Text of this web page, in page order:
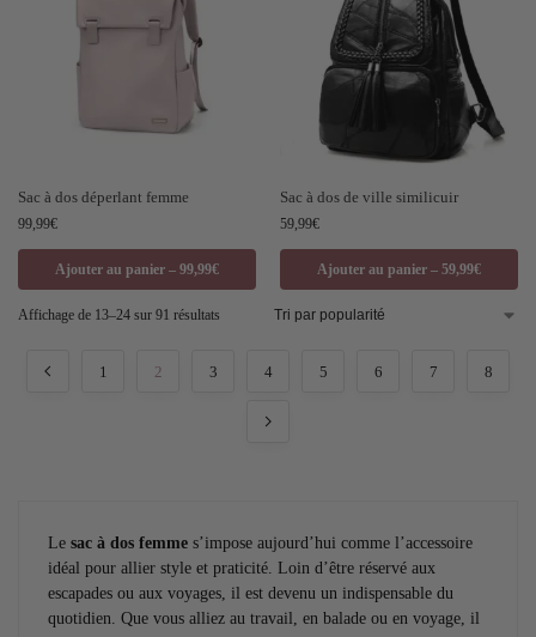
Sac à dos déperlant femme
99,99€
Ajouter au panier – 99,99€
Sac à dos de ville similicuir
59,99€
Ajouter au panier – 59,99€
Affichage de 13–24 sur 91 résultats
1 2 3 4 5 6 7 8
Le sac à dos femme s’impose aujourd’hui comme l’accessoire
idéal pour allier style et praticité. Loin d’être réservé aux
escapades ou aux voyages, il est devenu un indispensable du
quotidien. Que vous alliez au travail, en balade ou en voyage, il